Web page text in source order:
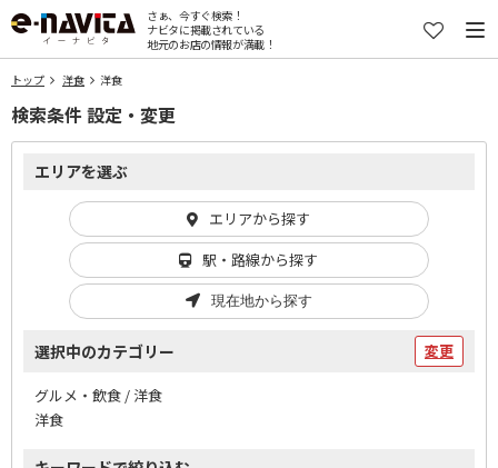
さぁ、今すぐ検索！
ナビタに掲載されている
地元のお店の情報が満載！
トップ 洋食 洋食
検索条件 設定・変更
エリアを選ぶ
エリアから探す
駅・路線から探す
現在地から探す
選択中のカテゴリー 変更
グルメ・飲食 / 洋食
洋食